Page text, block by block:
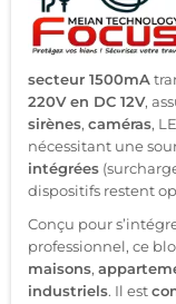
secteur 1500mA
220V en DC 12V,
sirènes, caméras,
nécessitant une
intégrées
dispositifs restent
Conçu pour
professionnel, ce
maisons,
industriels. Il est